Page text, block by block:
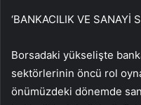
‘BANKACILIK VE SANAYİ
Borsadaki yükselişte
sektörlerinin öncü rol
önümüzdeki dönemde